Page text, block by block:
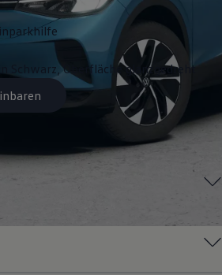
Schwarz, Oberfläche glanzgedreht